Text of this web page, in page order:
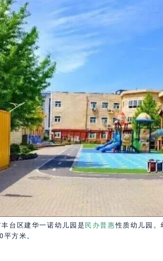
台区建华一诺幼儿园是民办普惠性质幼儿园
方米。